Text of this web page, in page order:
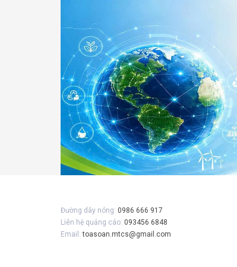
Đường dây nóng: 0986 666 917
Liên hệ quảng cáo: 093456 6848
Email:toasoan.mtcs@gmail.com